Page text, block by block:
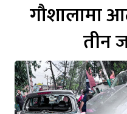
गौशालामा
तीन